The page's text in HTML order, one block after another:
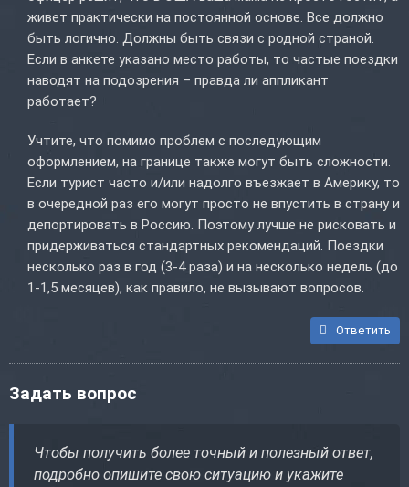
живет практически на постоянной основе. Все должно
быть логично. Должны быть связи с родной страной.
Если в анкете указано место работы, то частые поездки
наводят на подозрения – правда ли аппликант
работает?
Учтите, что помимо проблем с последующим
оформлением, на границе также могут быть сложности.
Если турист часто и/или надолго въезжает в Америку, то
в очередной раз его могут просто не впустить в страну и
депортировать в Россию. Поэтому лучше не рисковать и
придерживаться стандартных рекомендаций. Поездки
несколько раз в год (3-4 раза) и на несколько недель (до
1-1,5 месяцев), как правило, не вызывают вопросов.
Ответить
Задать вопрос
Чтобы получить более точный и полезный ответ,
подробно опишите свою ситуацию и укажите